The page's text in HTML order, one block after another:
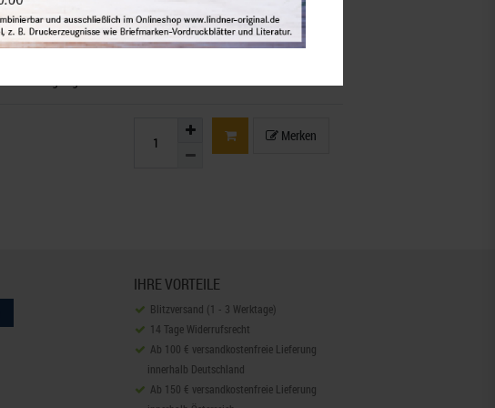
Falzlos-Gesellschaft mbH,Rottweiler Str. 38,
, E-Mail:info@lindner-original.de
Merken
IHRE VORTEILE
Blitzversand (1 - 3 Werktage)
14 Tage Widerrufsrecht
Ab 100 € versandkostenfreie Lieferung
innerhalb Deutschland
Ab 150 € versandkostenfreie Lieferung